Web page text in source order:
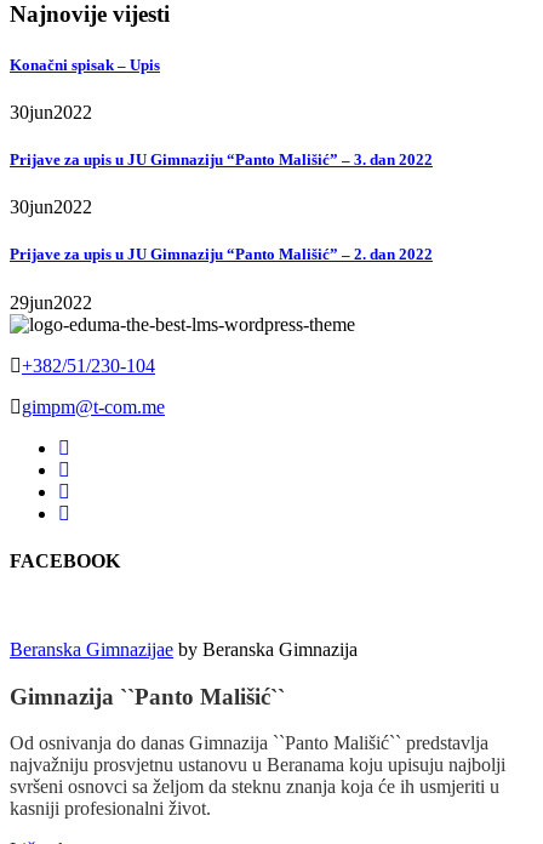
Najnovije vijesti
Konačni spisak – Upis
30jun2022
Prijave za upis u JU Gimnaziju “Panto Mališić” – 3. dan 2022
30jun2022
Prijave za upis u JU Gimnaziju “Panto Mališić” – 2. dan 2022
29jun2022
+382/51/230-104
gimpm@t-com.me
FACEBOOK
Beranska Gimnazijae by Beranska Gimnazija
Gimnazija ``Panto Mališić``
Od osnivanja do danas Gimnazija ``Panto Mališić`` predstavlja
najvažniju prosvjetnu ustanovu u Beranama koju upisuju najbolji
svršeni osnovci sa željom da steknu znanja koja će ih usmjeriti u
kasniji profesionalni život.